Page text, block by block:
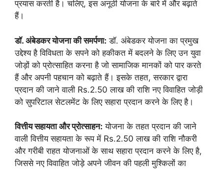
प्रयास करती है। चलिए, इस अनूठी योजना के बारे में और बढ़ाते
हैं।
डॉ. अंबेडकर योजना की समर्पणा: डॉ. अंबेडकर योजना का प्रमुख
उद्देश्य है विविधता के सपने को हकीकत में बदलने के लिए उन युवा
जोड़ों को प्रोत्साहित करना है जो सामाजिक मानकों को पार करते
हैं और अपनी पहचान को बढ़ाते हैं। इसके तहत, सरकार द्वारा
प्रदान की जाने वाली Rs.2.50 लाख की राशि नए विवाहित जोड़ी
को सुपरिटाल सेटलमेंट के लिए सहारा प्रदान करने के लिए है।
वित्तीय सहायता और प्रोत्साहन: योजना के तहत प्रदान की जाने
वाली वित्तीय सहायता के रूप में Rs.2.50 लाख की राशि नौकरी
और गरीबी राहत योजनाओं के साथ सहारा प्रदान करने के लिए है,
जिससे नए विवाहित जोड़े अपने जीवन की पहली मुश्किलों का